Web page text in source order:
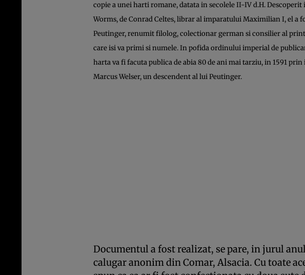
copie a unei harti romane, datata in secolele II-IV d.H.
Worms, de Conrad Celtes, librar al imparatului Maximilian I, el a
Peutinger, renumit filolog, colectionar german si consilier al
care isi va primi si numele. In pofida ordinului imperial de
harta va fi facuta publica de abia 80 de ani mai tarziu, in 1591
Marcus Welser, un descendent al lui Peutinger.
Documentul a fost realizat, se pare, in jurul
calugar anonim din Comar, Alsacia. Cu toate